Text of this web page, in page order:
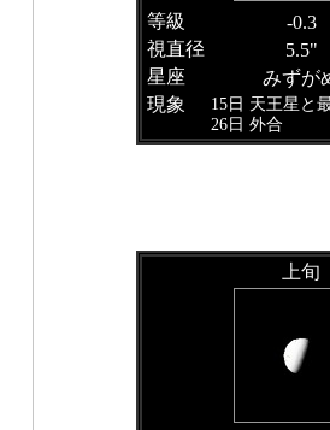
等級 -0.3
視直径
5.5"
星座
みずが
現象
15日 天王星と
26日 外合
上旬